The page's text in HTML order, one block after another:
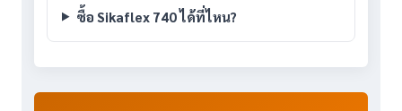
ซื้อ Sikaflex 740 ได้ที่ไหน?